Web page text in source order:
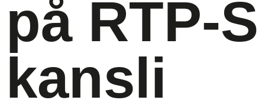
på RTP-S
kansli